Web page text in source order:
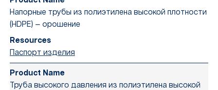
Напорные трубы из полиэтилена высокой плотности
(HDPE) — орошение
Паспорт изделия
Труба высокого давления из полиэтилена высокой